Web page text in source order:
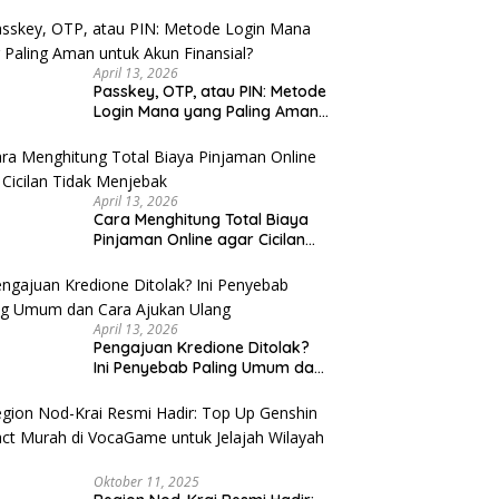
April 13, 2026
Passkey, OTP, atau PIN: Metode
Login Mana yang Paling Aman
April 13, 2026
Cara Menghitung Total Biaya
Pinjaman Online agar Cicilan
April 13, 2026
Pengajuan Kredione Ditolak?
Ini Penyebab Paling Umum dan
Oktober 11, 2025